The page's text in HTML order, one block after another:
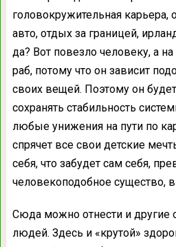
головокружительная карьера,
авто, отдых за границей,
да? Вот повезло человеку, а
раб, потому что он зависит
своих вещей. Поэтому он
сохранять стабильность
любые унижения на пути по
спрячет все свои детские
себя, что забудет сам себя,
человекоподобное существо,
Сюда можно отнести и другие
людей. Здесь и «крутой»